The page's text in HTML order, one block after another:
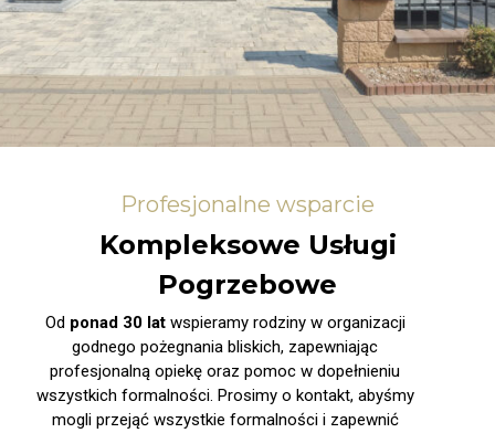
Profesjonalne wsparcie
Kompleksowe Usługi
Pogrzebowe
Od ponad 30 latwspieramy rodziny w organizacji
godnego pożegnania bliskich, zapewniając
profesjonalną opiekę oraz pomoc w dopełnieniu
wszystkich formalności. Prosimy o kontakt, abyśmy
mogli przejąć wszystkie formalności i zapewnić